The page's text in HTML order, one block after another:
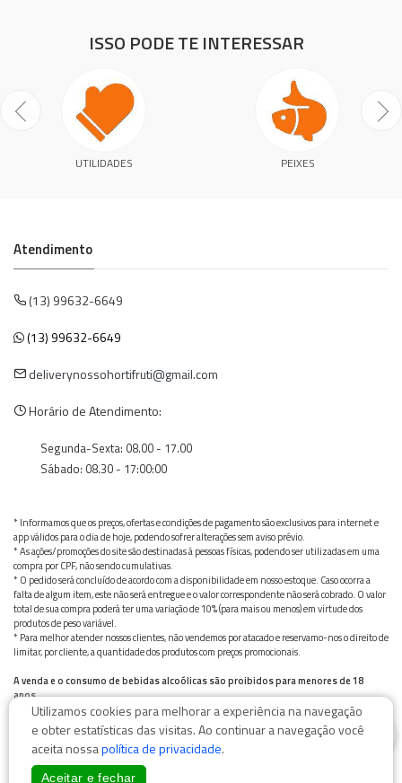
ISSO PODE TE INTERESSAR
UTILIDADES PEIXES
Atendimento
(13) 99632-6649
(13) 99632-6649
deliverynossohortifruti@gmail.com
Horário de Atendimento:
Segunda-Sexta: 08.00 - 17.00
Sábado: 08.30 - 17:00:00
* Informamos que os preços, ofertas e condições de pagamento são exclusivos para internet e
app válidos para o dia de hoje, podendo sofrer alterações sem aviso prévio.
* As ações/promoções do site são destinadas à pessoas físicas, podendo ser utilizadas em uma
compra por CPF, não sendo cumulativas.
* O pedido será concluído de acordo com a disponibilidade em nosso estoque. Caso ocorra a
falta de algum item, este não será entregue e o valor correspondente não será cobrado. O valor
total de sua compra poderá ter uma variação de 10% (para mais ou menos) em virtude dos
produtos de peso variável.
* Para melhor atender nossos clientes, não vendemos por atacado e reservamo-nos o direito de
limitar, por cliente, a quantidade dos produtos com preços promocionais.
A venda e o consumo de bebidas alcoólicas são proibidos para menores de 18
anos.
Bebida alcoólica pode causar dependência química e, em excesso, provoca graves males à saúde.
Beba com moderação
Utilizamos cookies para melhorar a experiência na navegação
e obter estatísticas das visitas. Ao continuar a navegação você
aceita nossapolítica de privacidade.
Aceitar e fechar